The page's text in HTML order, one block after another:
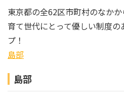
東京都の全62区市町村のなか
育て世代にとって優しい制度
プ！
島部
島部